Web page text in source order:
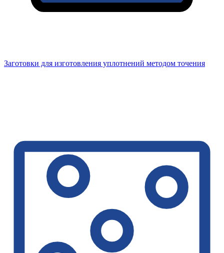
Заготовки для изготовления уплотнений методом точения